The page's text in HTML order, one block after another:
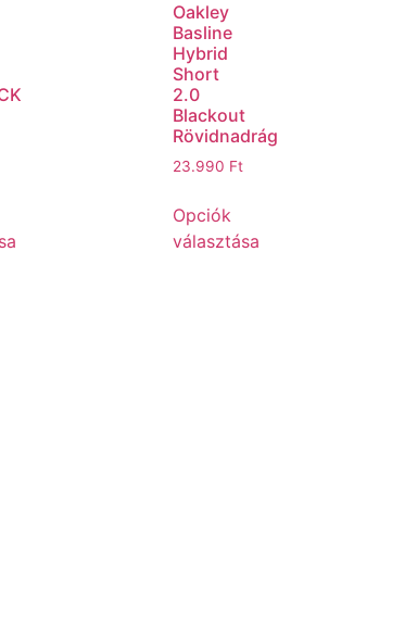
Oakley
Basline
Hybrid
Short
2.0
Blackout
Rövidnadrág
23.990 Ft
Opciók
választása